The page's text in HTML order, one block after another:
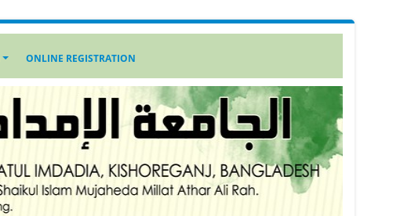
ONLINE REGISTRATION